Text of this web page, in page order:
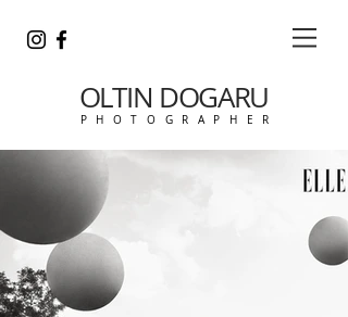
OLTIN DOGARU
P H O T O G R A P H E R